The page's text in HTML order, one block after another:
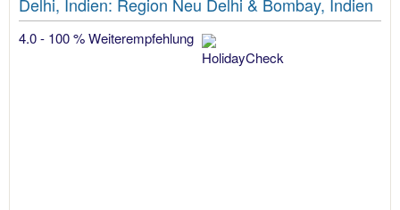
4.0 - 100 % Weiterempfehlung